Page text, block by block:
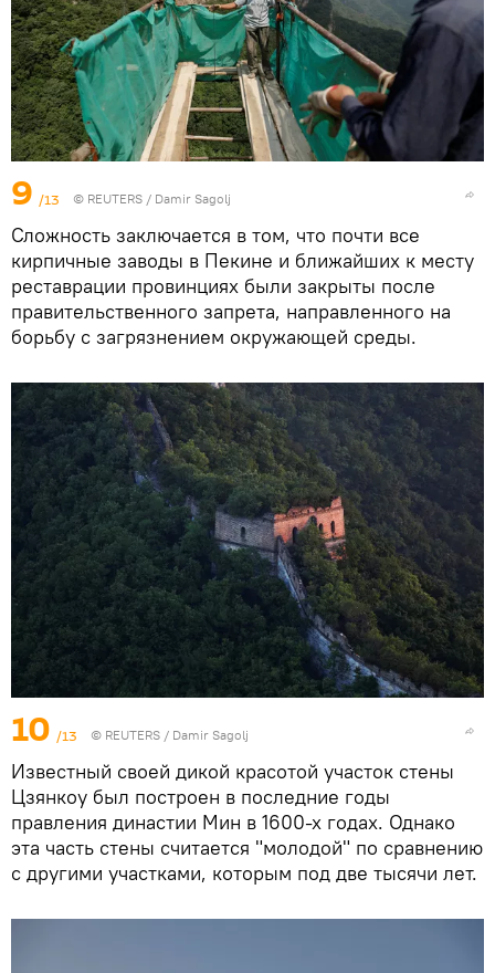
9 /13 © REUTERS / Damir Sagolj
Сложность заключается в том, что почти все
кирпичные заводы в Пекине и ближайших к месту
реставрации провинциях были закрыты после
правительственного запрета, направленного на
борьбу с загрязнением окружающей среды.
10 /13 © REUTERS / Damir Sagolj
Известный своей дикой красотой участок стены
Цзянкоу был построен в последние годы
правления династии Мин в 1600-х годах. Однако
эта часть стены считается "молодой" по сравнению
с другими участками, которым под две тысячи лет.